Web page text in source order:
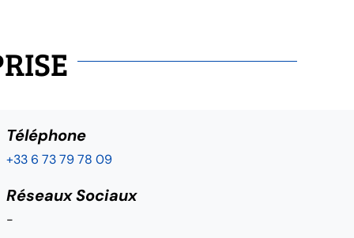
Téléphone
+33 6 73 79 78 09
Réseaux Sociaux
-